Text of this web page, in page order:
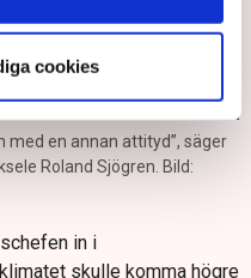
cookies
med en annan attityd”, säger
Roland Sjögren. Bild:
in i
skulle komma högre